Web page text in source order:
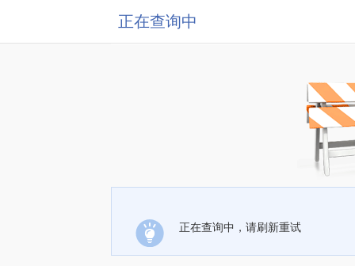
正在查询中
正在查询中，请刷新重试